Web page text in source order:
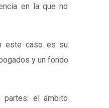
en la que no
este caso es su
y un fondo
el ámbito